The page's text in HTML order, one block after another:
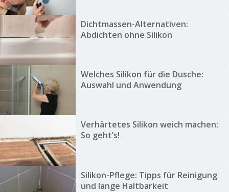
Dichtmassen-Alternativen:
Abdichten ohne Silikon
Welches Silikon für die Dusche:
Auswahl und Anwendung
Verhärtetes Silikon weich machen:
So geht’s!
Silikon-Pflege: Tipps für Reinigung
und lange Haltbarkeit